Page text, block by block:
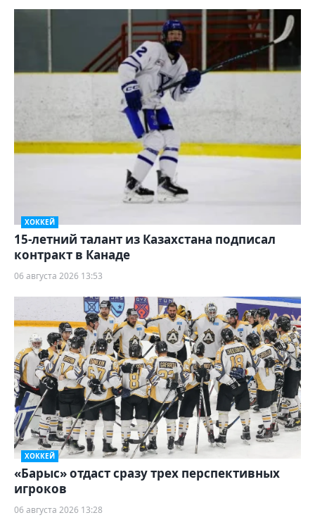
ХОККЕЙ
15-летний талант из Казахстана подписал
контракт в Канаде
06 августа 2026 13:53
ХОККЕЙ
«Барыс» отдаст сразу трех перспективных
игроков
06 августа 2026 13:28